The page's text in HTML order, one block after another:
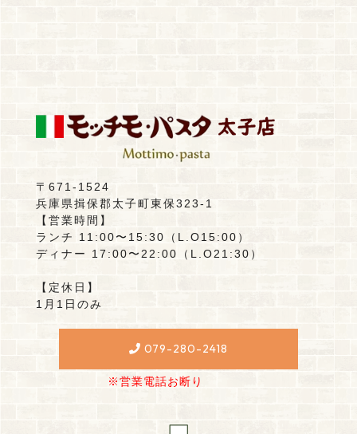
〒671-1524
兵庫県揖保郡太子町東保323-1
【営業時間】
ランチ 11:00〜15:30（L.O15:00）
ディナー 17:00〜22:00（L.O21:30）
【定休日】
1月1日のみ
079-280-2418
※営業電話お断り